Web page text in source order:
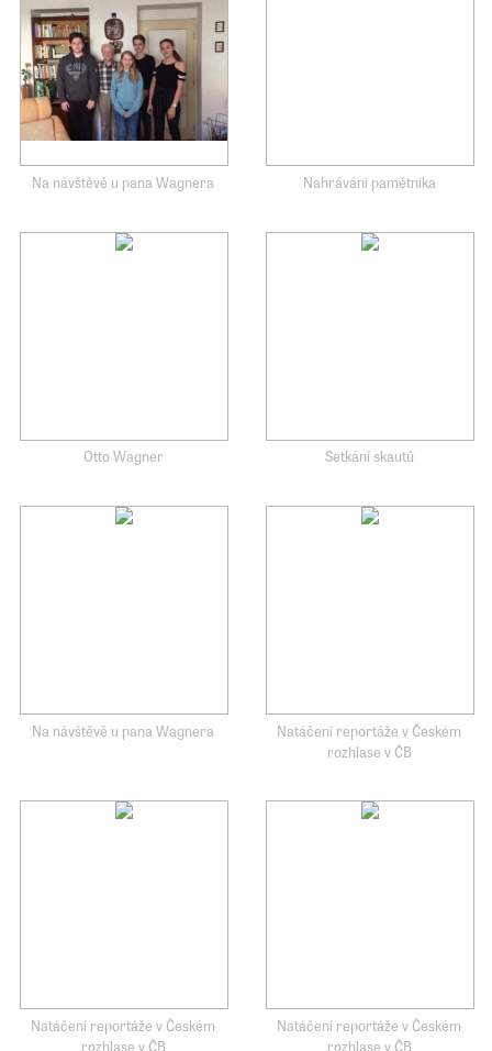
Na návštěvě u pana Wagnera Nahrávání pamětníka
Otto Wagner Setkání skautů
Na návštěvě u pana Wagnera
Natáčení reportáže v Českém
rozhlase v ČB
Natáčení reportáže v Českém
rozhlase v ČB
Natáčení reportáže v Českém
rozhlase v ČB